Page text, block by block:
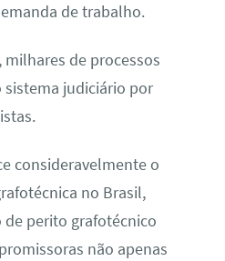
de trabalho.
de processos
judiciário por
consideravelmente o
no Brasil,
perito grafotécnico
não apenas